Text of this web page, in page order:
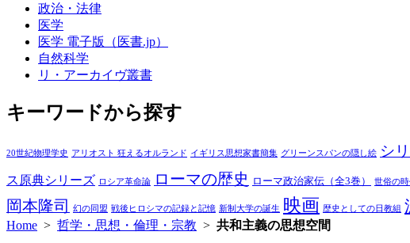
政治・法律
医学
医学 電子版（医書.jp）
自然科学
リ・アーカイヴ叢書
キーワードから探す
20世紀物理学史 アリオスト 狂えるオルランド イギリス思想家書簡集 グリーンスパンの隠し絵 シ
ス原典シリーズ ロシア革命論 ローマの歴史 ローマ政治家伝（全3巻） 世俗の
岡本隆司 幻の同盟 戦後ヒロシマの記録と記憶 新制大学の誕生 映画 歴史としての日教組
Home > 哲学・思想・倫理・宗教 > 共和主義の思想空間